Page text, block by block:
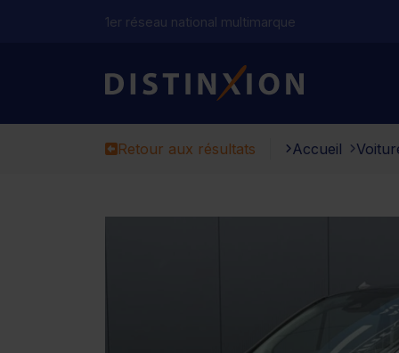
1er réseau national multimarque
Distinxion
Retour aux résultats Accueil